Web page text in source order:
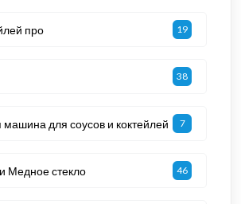
про 19
38
машина для соусов и коктейлей 7
Медное стекло 46